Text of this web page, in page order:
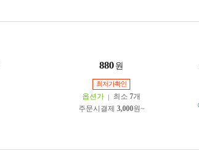
880 원
최저가확인
옵션가 최소 7개
주문시결제 3,000원~